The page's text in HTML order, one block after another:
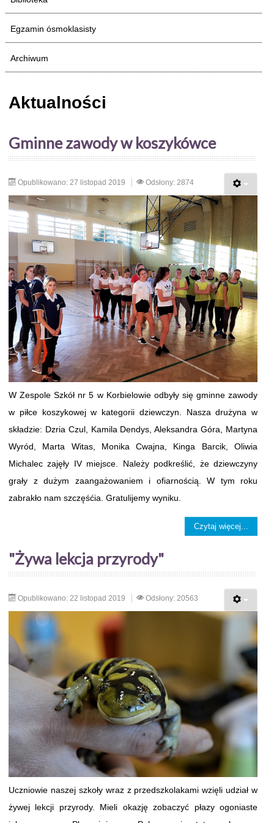
Egzamin ósmoklasisty
Archiwum
Aktualności
Gminne zawody w koszykówce
Opublikowano: 27 listopad 2019 Odsłony: 2874
W Zespole Szkół nr 5 w Korbielowie odbyły się gminne zawody
w piłce koszykowej w kategorii dziewczyn. Nasza drużyna w
składzie: Dzria Czul, Kamila Dendys, Aleksandra Góra, Martyna
Wyród, Marta Witas, Monika Cwajna, Kinga Barcik, Oliwia
Michalec zajęły IV miejsce. Należy podkreślić, że dziewczyny
grały z dużym zaangażowaniem i ofiarnością. W tym roku
zabrakło nam szczęśćia. Gratulijemy wyniku.
Czytaj więcej...
"Żywa lekcja przyrody"
Opublikowano: 22 listopad 2019 Odsłony: 20563
Uczniowie naszej szkoły wraz z przedszkolakami wzięli udział w
żywej lekcji przyrody. Mieli okazję zobaczyć płazy ogoniaste